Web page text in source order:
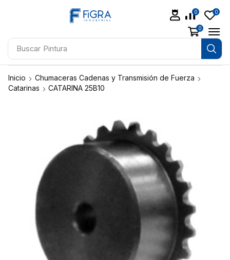
Buscar Taladros
0 0
0
Inicio
Chumaceras Cadenas y Transmisión de Fuerza
Catarinas
CATARINA 25B10